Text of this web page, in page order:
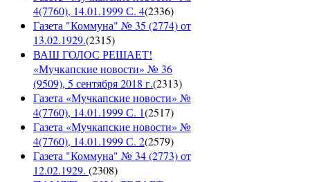
4(7760), 14.01.1999 С. 4(2336)
Газета "Коммуна" № 35 (2774) от
13.02.1929.(2315)
ВАШ ГОЛОС РЕШАЕТ!
«Мучкапские новости» № 36
(9509), 5 сентября 2018 г.(2313)
Газета «Мучкапские новости» №
4(7760), 14.01.1999 С. 1(2517)
Газета «Мучкапские новости» №
4(7760), 14.01.1999 С. 2(2579)
Газета "Коммуна" № 34 (2773) от
12.02.1929. (2308)